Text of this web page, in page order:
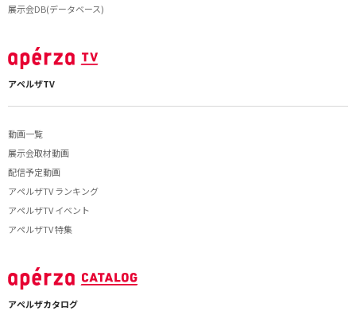
展示会DB(データベース)
アペルザTV
動画一覧
展示会取材動画
配信予定動画
アペルザTV ランキング
アペルザTV イベント
アペルザTV 特集
アペルザカタログ